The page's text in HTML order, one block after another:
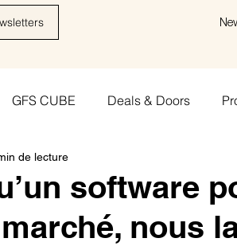
GFS CUBE Deals & Doors
software
nous
de lecture